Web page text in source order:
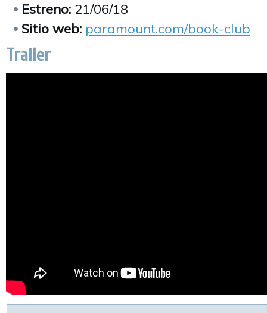
Estreno: 21/06/18
Sitio web: paramount.com/book-club
Trailer